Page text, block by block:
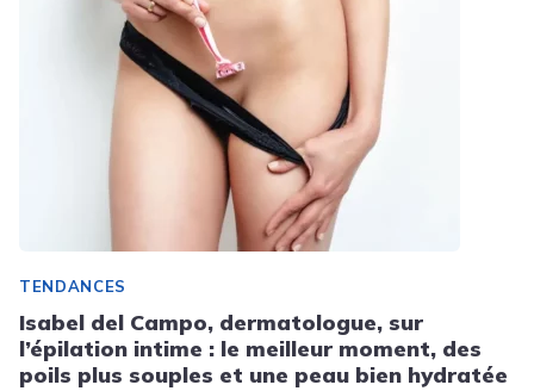
TENDANCES
Isabel del Campo, dermatologue, sur
l’épilation intime : le meilleur moment, des
poils plus souples et une peau bien hydratée